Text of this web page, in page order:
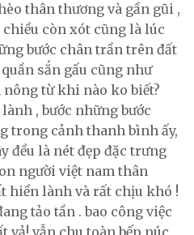
thân thương và gần gũi ,
còn xót cũng là lúc
bước chân trần trên đất
sắn gấu cũng như
từ khi nào ko biết?
, bước những bước
trong cảnh thanh bình ấy,
đều là nét đẹp đặc trưng
người việt nam thân
hiền lành và rất chịu khó !
tảo tần . bao công việc